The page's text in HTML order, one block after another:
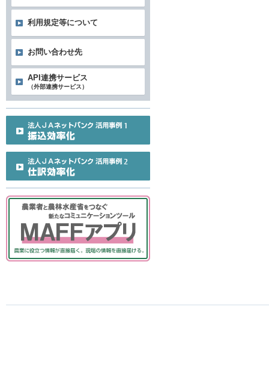
利用規定等について
お問い合わせ先
API連携サービス
（外部連携サービス）